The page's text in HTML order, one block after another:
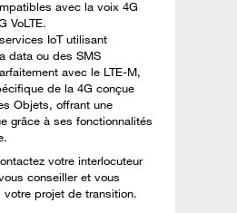
avec la voix 4G
VoLTE.
IoT utilisant
data ou des SMS
avec le LTE-M,
de la 4G conçue
Objets, offrant une
grâce à ses fonctionnalités
votre interlocuteur
conseiller et vous
projet de transition.